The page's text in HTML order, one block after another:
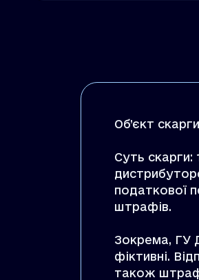
Об’єкт
Суть скарги:
податкової
штрафів.
Зокрема, ГУ
фіктивні.
також штраф